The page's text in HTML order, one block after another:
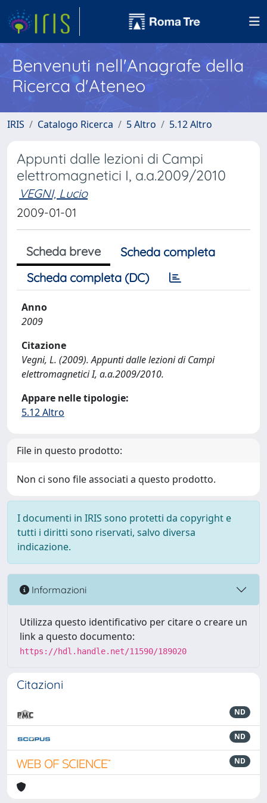
Benvenuti nell'Anagrafe della
Ricerca d'Ateneo
IRIS Catalogo Ricerca 5 Altro 5.12 Altro
Appunti dalle lezioni di Campi
elettromagnetici I, a.a.2009/2010
VEGNI, Lucio
2009-01-01
Scheda breve
Scheda completa
Scheda completa (DC)
Anno
2009
Citazione
Vegni, L. (2009). Appunti dalle lezioni di Campi
elettromagnetici I, a.a.2009/2010.
Appare nelle tipologie:
5.12 Altro
File in questo prodotto:
Non ci sono file associati a questo prodotto.
I documenti in IRIS sono protetti da copyright e
tutti i diritti sono riservati, salvo diversa
indicazione.
Informazioni
Utilizza questo identificativo per citare o creare un
link a questo documento:
https://hdl.handle.net/11590/189020
Citazioni
ND
ND
ND